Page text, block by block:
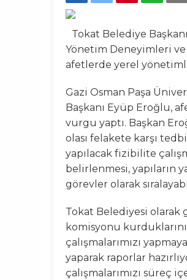
09:46
13:56
19:14
08:42
Tokat Belediye
Yönetim Deneyimleri ve
afetlerde yerel
Gazi Osman Paşa
Başkanı Eyüp Eroğlu,
vurgu yaptı. Başkan
olası felakete karşı
yapılacak fizibilite
belirlenmesi, yapıların
görevler olarak
Tokat Belediyesi olarak
komisyonu
çalışmalarımızı
yaparak raporlar
çalışmalarımızı süreç